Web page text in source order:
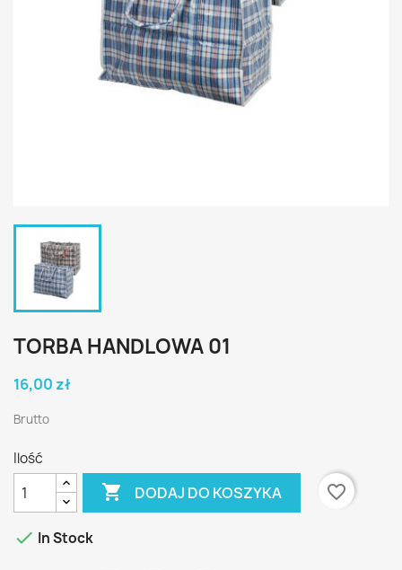
TORBA HANDLOWA 01
16,00 zł
Brutto
Ilość
 DODAJ DO KOSZYKA favorite_border
 In Stock